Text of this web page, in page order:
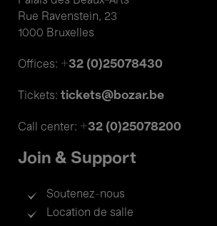
Rue Ravenstein, 23
1000 Bruxelles
Offices: +32 (0)25078430
Tickets: tickets@bozar.be
Call center: +32 (0)25078200
Join & Support
Soutenez-nous
Location de salle